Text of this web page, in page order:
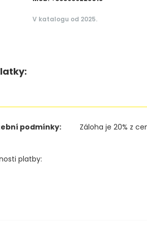
V katalogu od 2025.
podmínky: Záloha je 20% z
platby: